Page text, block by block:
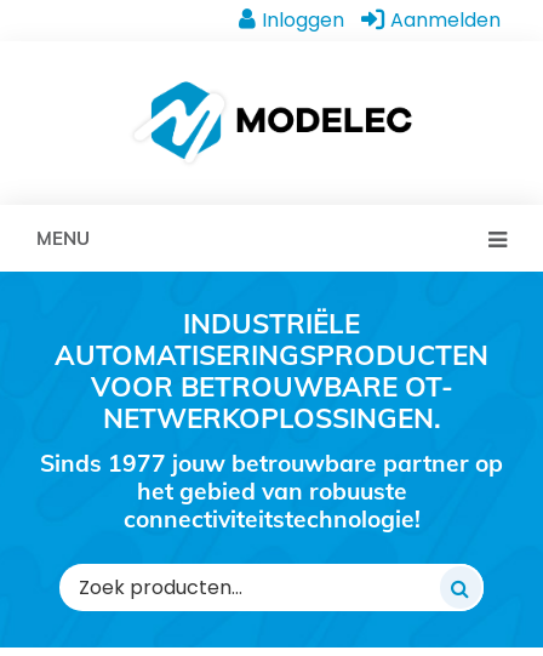
Inloggen Aanmelden
MENU
INDUSTRIËLE
AUTOMATISERINGSPRODUCTEN
VOOR BETROUWBARE OT-
NETWERKOPLOSSINGEN.
Sinds 1977 jouw betrouwbare partner op
het gebied van robuuste
connectiviteitstechnologie!
Zoeken
naar: